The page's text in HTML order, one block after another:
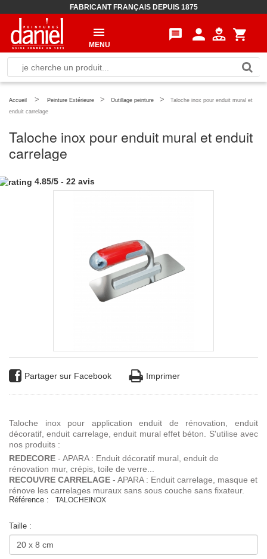
FABRICANT FRANÇAIS DEPUIS 1875
message person shopping_cart
MENU
Accueil > Peinture Extérieure > Outillage peinture >
Taloche inox pour enduit mural et
enduit carrelage
Partager sur Facebook Imprimer
Taloche inox pour enduit mural et enduit
carrelage
4.85/5 - 22 avis
Taloche inox pour application enduit de rénovation, enduit
décoratif, enduit carrelage, enduit mural effet béton. S'utilise avec
nos produits :
REDECORE - APARA : Enduit décoratif mural, enduit de
rénovation mur, crépis, toile de verre...
RECOUVRE CARRELAGE - APARA : Enduit carrelage, masque et
rénove les carrelages muraux sans sous couche sans fixateur.
Référence : TALOCHEINOX
Taille :